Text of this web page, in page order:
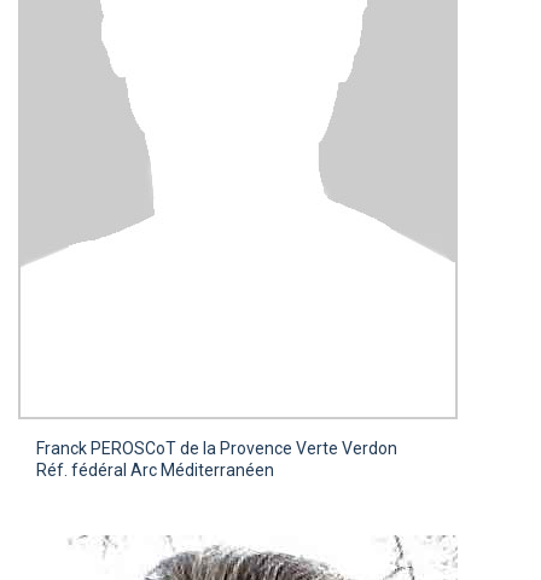
Franck PEROSCoT de la Provence Verte Verdon
Réf. fédéral Arc Méditerranéen